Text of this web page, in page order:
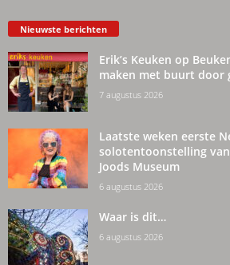
Nieuwste berichten
Erik’s Keuken op
maken met buurt door
7 augustus 2026
Laatste weken eerste
solotentoonstelling van
Joods Museum
6 augustus 2026
Waar is dit…
6 augustus 2026